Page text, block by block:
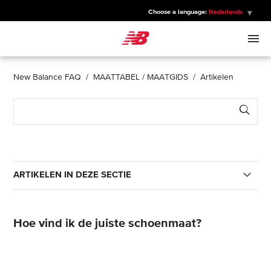
Choose a language: Nederlands
HEREN
SPORTS
New Balance FAQ MAATTABEL / MAATGIDS Artikelen
ARTIKELEN IN DEZE SECTIE
Hoe vind ik de juiste schoenmaat?